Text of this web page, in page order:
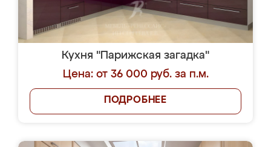
Кухня "Парижская загадка"
Цена: от 36 000 руб. за п.м.
ПОДРОБНЕЕ